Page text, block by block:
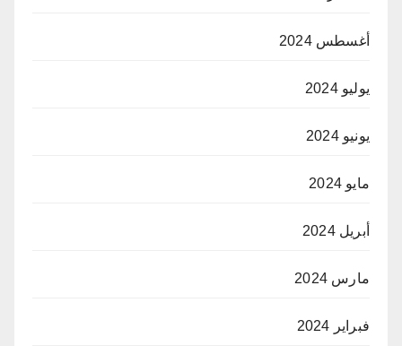
أغسطس 2024
يوليو 2024
يونيو 2024
مايو 2024
أبريل 2024
مارس 2024
فبراير 2024